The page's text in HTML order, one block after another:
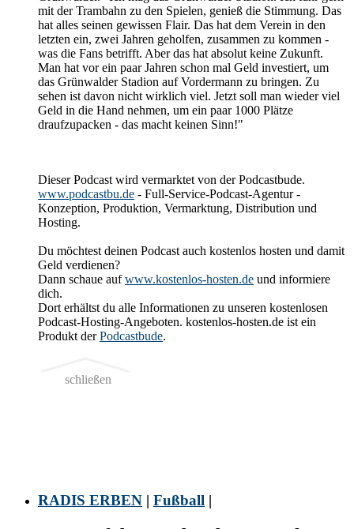
mit der Trambahn zu den Spielen, genieß die Stimmung. Das
hat alles seinen gewissen Flair. Das hat dem Verein in den
letzten ein, zwei Jahren geholfen, zusammen zu kommen -
was die Fans betrifft. Aber das hat absolut keine Zukunft.
Man hat vor ein paar Jahren schon mal Geld investiert, um
das Grünwalder Stadion auf Vordermann zu bringen. Zu
sehen ist davon nicht wirklich viel. Jetzt soll man wieder viel
Geld in die Hand nehmen, um ein paar 1000 Plätze
draufzupacken - das macht keinen Sinn!"
Dieser Podcast wird vermarktet von der Podcastbude.
www.podcastbu.de - Full-Service-Podcast-Agentur -
Konzeption, Produktion, Vermarktung, Distribution und
Hosting.
Du möchtest deinen Podcast auch kostenlos hosten und damit
Geld verdienen?
Dann schaue aufwww.kostenlos-hosten.de und informiere
dich.
Dort erhältst du alle Informationen zu unseren kostenlosen
Podcast-Hosting-Angeboten. kostenlos-hosten.de ist ein
Produkt derPodcastbude.
schließen
RADIS ERBEN | Fußball |